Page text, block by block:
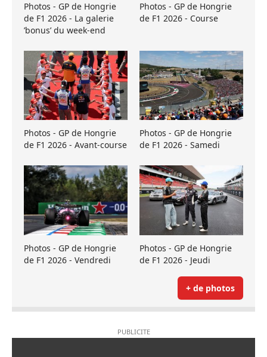
Photos - GP de Hongrie
de F1 2026 - La galerie
’bonus’ du week-end
Photos - GP de Hongrie
de F1 2026 - Course
Photos - GP de Hongrie
de F1 2026 - Avant-course
Photos - GP de Hongrie
de F1 2026 - Samedi
Photos - GP de Hongrie
de F1 2026 - Vendredi
Photos - GP de Hongrie
de F1 2026 - Jeudi
+ de photos